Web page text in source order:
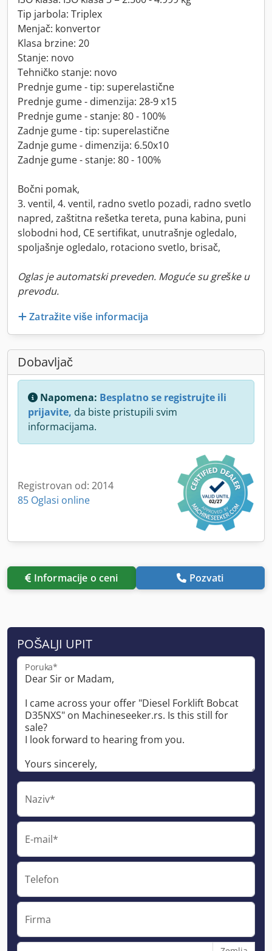
Tip jarbola: Triplex
Menjač: konvertor
Klasa brzine: 20
Stanje: novo
Tehničko stanje: novo
Prednje gume - tip: superelastične
Prednje gume - dimenzija: 28-9 x15
Prednje gume - stanje: 80 - 100%
Zadnje gume - tip: superelastične
Zadnje gume - dimenzija: 6.50x10
Zadnje gume - stanje: 80 - 100%
Bočni pomak,
3. ventil, 4. ventil, radno svetlo pozadi, radno svetlo
napred, zaštitna rešetka tereta, puna kabina, puni
slobodni hod, CE sertifikat, unutrašnje ogledalo,
spoljašnje ogledalo, rotaciono svetlo, brisač,
Oglas je automatski preveden. Moguće su greške u
prevodu.
Zatražite više informacija
Dobavljač
Napomena: Besplatno se registrujte ili
prijavite, da biste pristupili svim
informacijama.
Registrovan od: 2014
85 Oglasi online
Informacije o ceni Pozvati
POŠALJI UPIT
Poruka*
Naziv*
E-mail*
Telefon
Firma